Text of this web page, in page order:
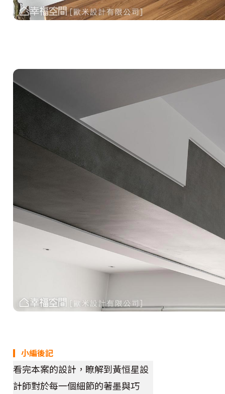
▎小編後記
看完本案的設計，瞭解到黃恒星設
計師對於每一個細節的著墨與巧